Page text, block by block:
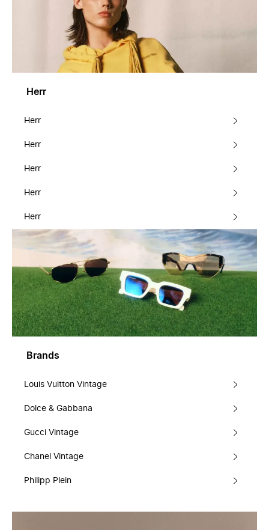
Herr
Herr
Herr
Herr
Herr
Herr
Brands
Louis Vuitton Vintage
Dolce & Gabbana
Gucci Vintage
Chanel Vintage
Philipp Plein